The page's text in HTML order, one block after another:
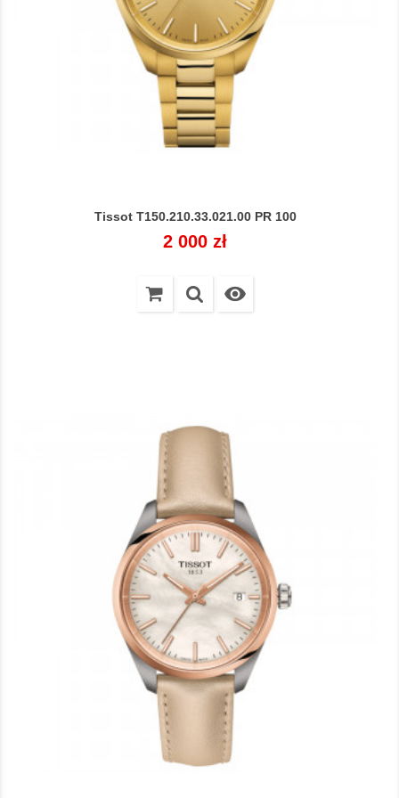
Tissot T150.210.33.021.00 PR 100
Cena
2 000 zł
